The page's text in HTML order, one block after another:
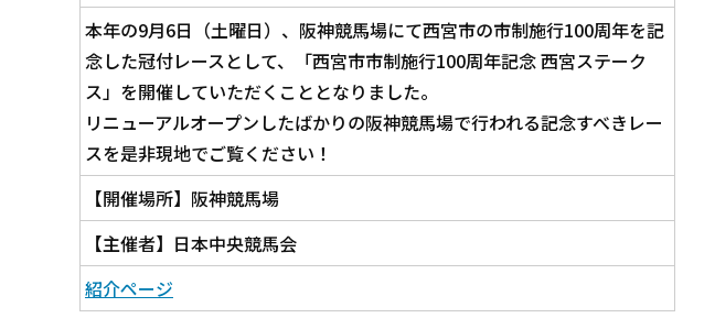
本年の9月6日（土曜日）、阪神競馬場にて西宮市の市制施行100周年を記
念した冠付レースとして、「西宮市市制施行100周年記念 西宮ステーク
ス」を開催していただくこととなりました。
リニューアルオープンしたばかりの阪神競馬場で行われる記念すべきレー
スを是非現地でご覧ください！
【開催場所】阪神競馬場
【主催者】日本中央競馬会
紹介ページ